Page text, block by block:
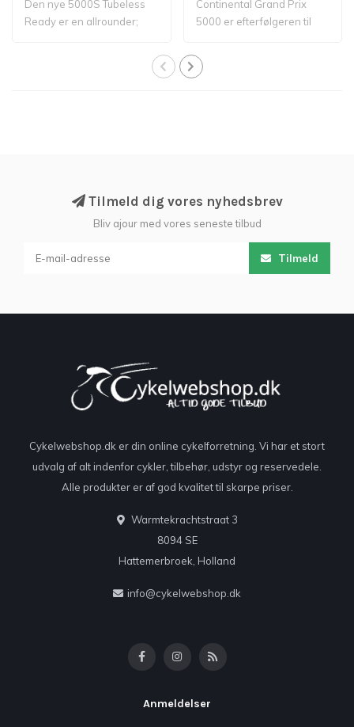
Den nye 5000S Tubeless
Ready er en allrounder;
Continental Grand Prix
5000 er efterfølgeren til
Tilmeld dig vores nyhedsbrev
Bliv ajour med vores seneste tilbud
Tilmeld
Cykelwebshop.dk er din online cykelforretning. Vi har et stort
udvalg af alt indenfor cykler, tilbehør, udstyr og reservedele.
Alle produkter er af god kvalitet til skarpe priser.
Warmtekrachtstraat 3
8094 SE
Hattemerbroek, Holland
info@cykelwebshop.dk
Anmeldelser